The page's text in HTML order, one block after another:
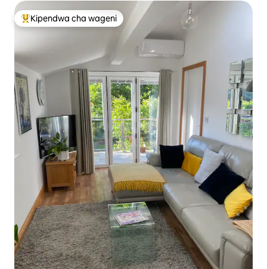
Kipendwa maarufu cha wageni
Kipendwa cha wageni